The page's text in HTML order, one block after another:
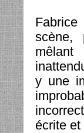
scène,
y une
écrite